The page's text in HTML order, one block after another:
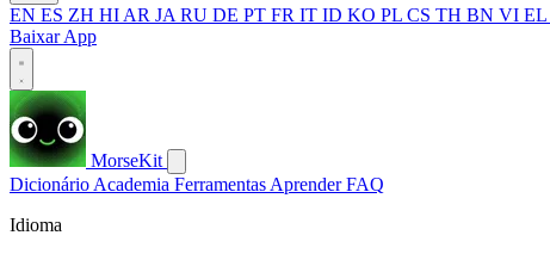
EN ES ZH HI AR JA RU DE PT FR IT ID KO PL CS TH BN VI EL
Baixar App
MorseKit
Dicionário Academia Ferramentas AprenderFAQ
Idioma